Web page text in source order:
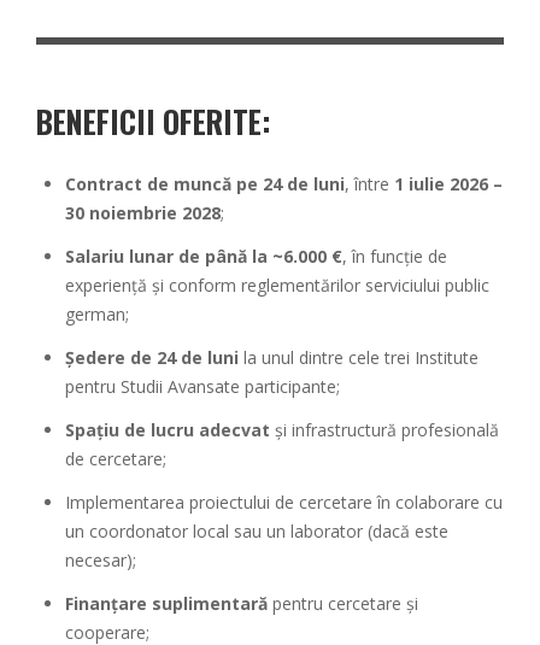
BENEFICII OFERITE:
Contract de muncă pe 24 de luni, între 1 iulie 2026 –
30 noiembrie 2028;
Salariu lunar de până la ~6.000 €, în funcție de
experiență și conform reglementărilor serviciului public
german;
Ședere de 24 de luni la unul dintre cele trei Institute
pentru Studii Avansate participante;
Spațiu de lucru adecvat și infrastructură profesională
de cercetare;
Implementarea proiectului de cercetare în colaborare cu
un coordonator local sau un laborator (dacă este
necesar);
Finanțare suplimentară pentru cercetare și
cooperare;